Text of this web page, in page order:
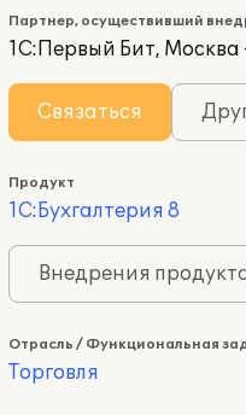
Партнер, осуществивший
1С:Первый Бит,
Связаться
Продукт
1С:Бухгалтерия 8
Внедрения
Отрасль / Функциональная
Торговля